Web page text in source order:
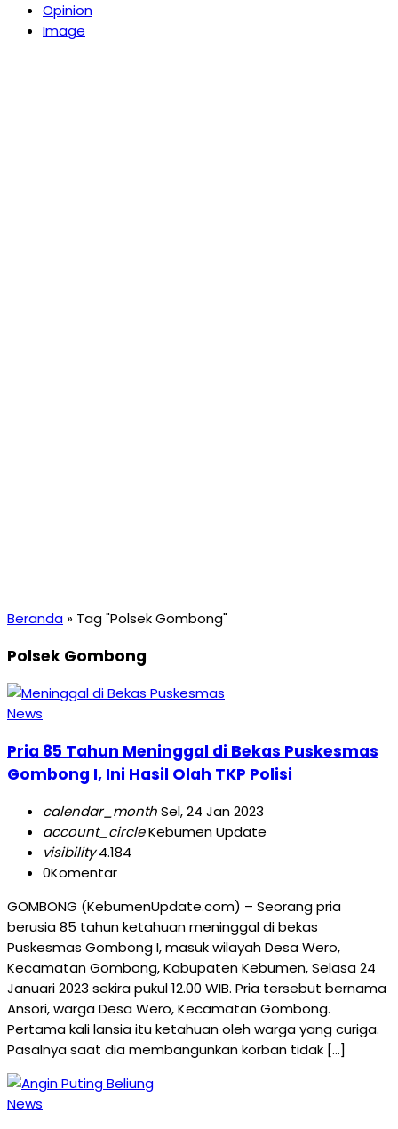
Opinion
Image
Beranda » Tag "Polsek Gombong"
Polsek Gombong
News
Pria 85 Tahun Meninggal di Bekas Puskesmas
Gombong I, Ini Hasil Olah TKP Polisi
calendar_monthSel, 24 Jan 2023
account_circleKebumen Update
visibility4.184
0Komentar
GOMBONG (KebumenUpdate.com) – Seorang pria
berusia 85 tahun ketahuan meninggal di bekas
Puskesmas Gombong I, masuk wilayah Desa Wero,
Kecamatan Gombong, Kabupaten Kebumen, Selasa 24
Januari 2023 sekira pukul 12.00 WIB. Pria tersebut bernama
Ansori, warga Desa Wero, Kecamatan Gombong.
Pertama kali lansia itu ketahuan oleh warga yang curiga.
Pasalnya saat dia membangunkan korban tidak […]
News